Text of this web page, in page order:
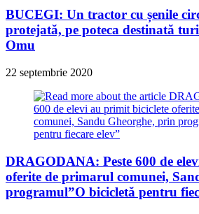
BUCEGI: Un tractor cu șenile
protejată, pe poteca destinată
Omu
22 septembrie 2020
DRAGODANA: Peste 600 de
oferite de primarul comunei,
programul”O bicicletă pentru